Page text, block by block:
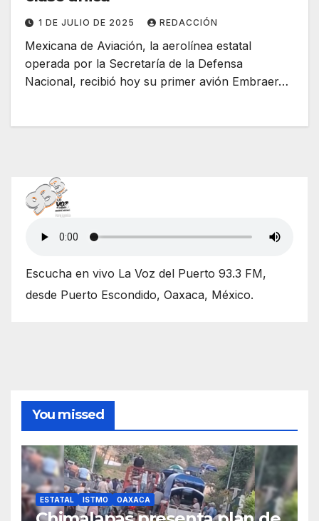
1 DE JULIO DE 2025 REDACCIÓN
Mexicana de Aviación, la aerolínea estatal
operada por la Secretaría de la Defensa
Nacional, recibió hoy su primer avión Embraer…
Escucha en vivo La Voz del Puerto 93.3 FM,
desde Puerto Escondido, Oaxaca, México.
You missed
ESTATAL ISTMO OAXACA